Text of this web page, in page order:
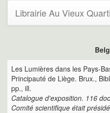
Librairie Au Vieux
Les Lumières dans les Pays-
Principauté de Liège. Brux.,
pp., ill.
Catalogue d'exposition. 116
Comité scientifique était